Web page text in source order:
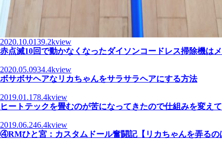
2020.10.0139.2kview
赤点滅10回で動かなくなったダイソンコードレス掃除機は
2020.05.0934.4kview
ボサボサヘアなリカちゃんをサラサラヘアにする方法
2019.01.178.4kview
ヒートテックを畳むのが苦になってきたので仕組みを変え
2019.06.246.4kview
④RMひと宮：カスタムドール奮闘記【リカちゃんを弄るの